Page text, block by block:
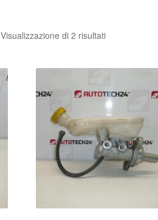
Visualizzazione di 2 risultatiOrdina
più
recente